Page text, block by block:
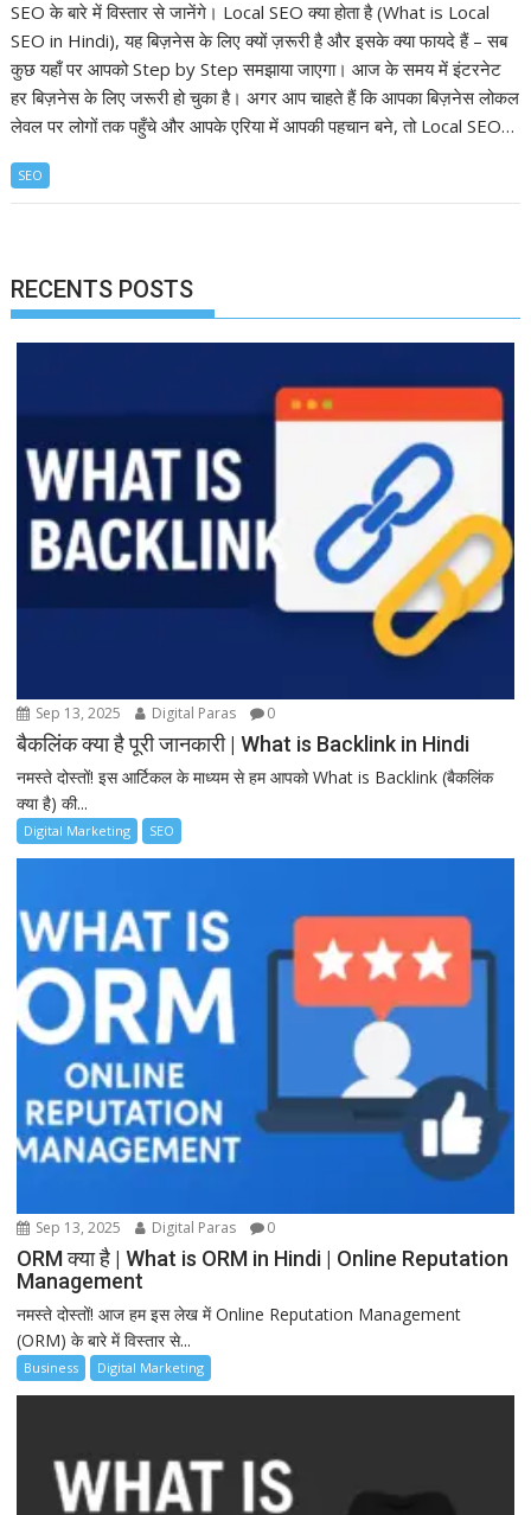
SEO के बारे में विस्तार से जानेंगे। Local SEO क्या होता है (What is Local
SEO in Hindi), यह बिज़नेस के लिए क्यों ज़रूरी है और इसके क्या फायदे हैं – सब
कुछ यहाँ पर आपको Step by Step समझाया जाएगा। आज के समय में इंटरनेट
हर बिज़नेस के लिए जरूरी हो चुका है। अगर आप चाहते हैं कि आपका बिज़नेस लोकल
लेवल पर लोगों तक पहुँचे और आपके एरिया में आपकी पहचान बने, तो Local SEO…
SEO
RECENTS POSTS
Sep 13, 2025 Digital Paras 0
बैकलिंक क्या है पूरी जानकारी | What is Backlink in Hindi
नमस्ते दोस्तों! इस आर्टिकल के माध्यम से हम आपको What is Backlink (बैकलिंक
क्या है) की...
Digital Marketing SEO
Sep 13, 2025 Digital Paras 0
ORM क्या है | What is ORM in Hindi | Online Reputation
Management
नमस्ते दोस्तों! आज हम इस लेख में Online Reputation Management
(ORM) के बारे में विस्तार से...
Business Digital Marketing